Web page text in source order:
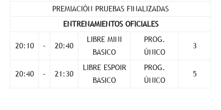
PREMIACIÓN PRUEBAS FINALIZADAS
ENTRENAMIENTOS OFICIALES
20:10 – 20:40
LIBRE MINI
BASICO
PROG.
ÚNICO
3
20:40 – 21:30
LIBRE ESPOIR
BASICO
PROG.
ÚNICO
5